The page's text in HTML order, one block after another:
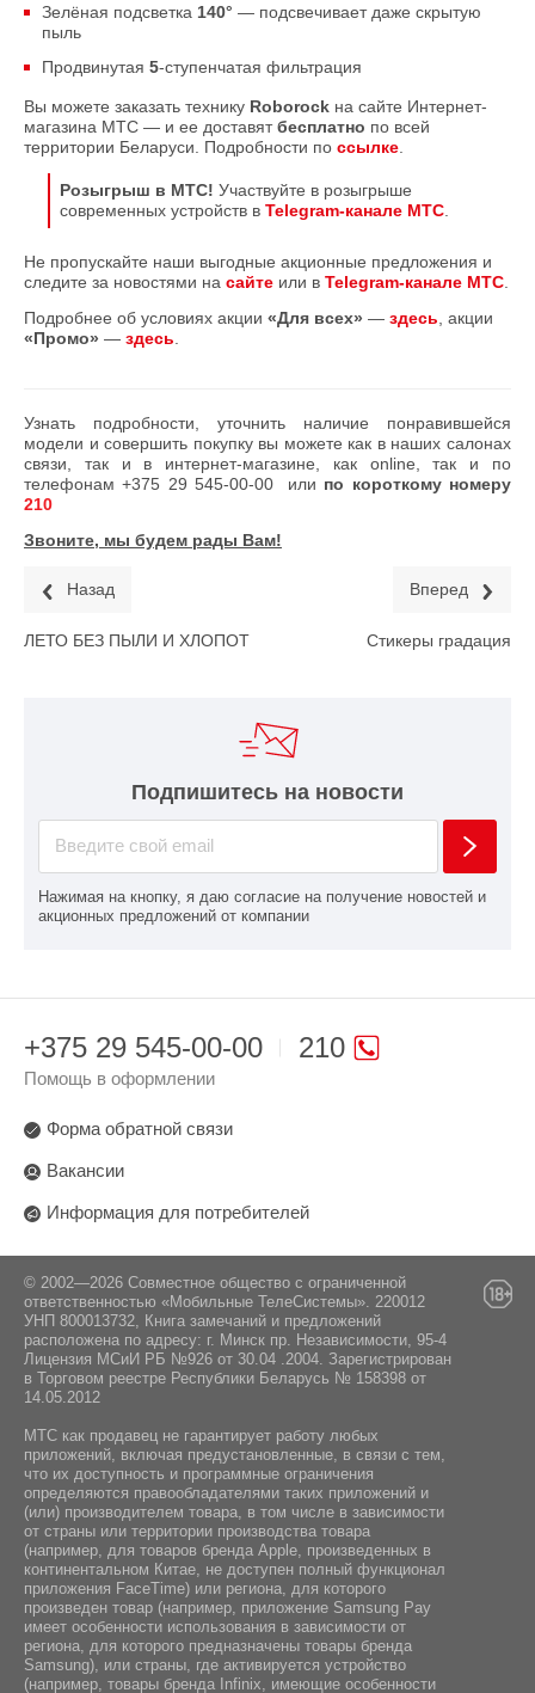
Зелёная подсветка 140° — подсвечивает даже скрытую
пыль
Продвинутая 5-ступенчатая фильтрация
Вы можете заказать технику Roborock на сайте Интернет-
магазина МТС — и ее доставятбесплатно по всей
территории Беларуси. Подробности по ссылке
Розыгрыш в МТС! Участвуйте в розыгрыше
современных устройств в Telegram-канале МТС
Не пропускайте наши выгодные акционные предложения и
следите за новостями на сайте или в Telegram-канале МТС
Подробнее об условиях акции «Для всех» — здесь , акции
«Промо» — здесь
Узнать подробности, уточнить наличие понравившейся
модели и совершить покупку вы можете как в наших салонах
связи, так и в интернет-магазине, как online, так и по
телефонам+375 29 545-00-00 или по короткому номеру
210
Звоните, мы будем рады Вам!
Назад
ЛЕТО БЕЗ ПЫЛИ И ХЛОПОТ
Вперед
Стикеры градация
Подпишитесь на новости
Нажимая на кнопку, я даю согласие на получение новостей и
акционных предложений от компании
210
+375 29 545-00-00
Помощь в оформлении
Форма обратной связи
Вакансии
Информация для потребителей
© 2002—2026 Совместное общество с ограниченной
ответственностью «Мобильные ТелеСистемы». 220012
УНП 800013732, Книга замечаний и предложений
расположена по адресу: г. Минск пр. Независимости, 95-4
Лицензия МСиИ РБ №926 от 30.04 .2004. Зарегистрирован
в Торговом реестре Республики Беларусь № 158398 от
14.05.2012
МТС как продавец не гарантирует работу любых
приложений, включая предустановленные, в связи с тем,
что их доступность и программные ограничения
определяются правообладателями таких приложений и
(или) производителем товара, в том числе в зависимости
от страны или территории производства товара
(например, для товаров бренда Apple, произведенных в
континентальном Китае, не доступен полный функционал
приложения FaceTime) или региона, для которого
произведен товар (например, приложение Samsung Pay
имеет особенности использования в зависимости от
региона, для которого предназначены товары бренда
Samsung), или страны, где активируется устройство
(например, товары бренда Infiniх, имеющие особенности